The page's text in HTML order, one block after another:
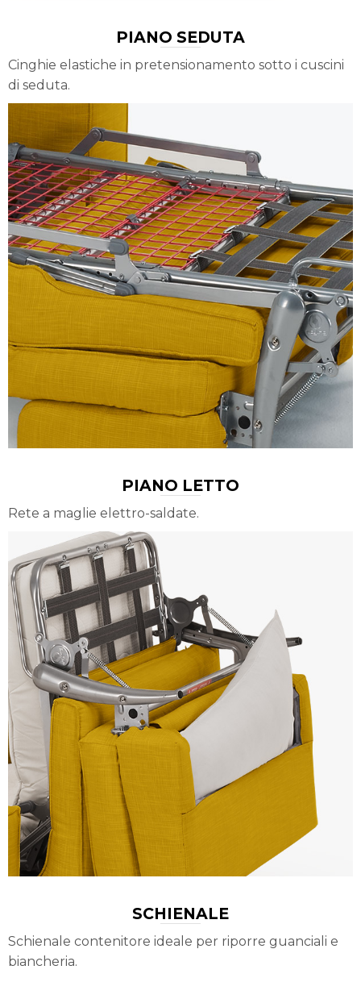
PIANO SEDUTA
Cinghie elastiche in pretensionamento sotto i cuscini
di seduta.
PIANO LETTO
Rete a maglie elettro-saldate.
SCHIENALE
Schienale contenitore ideale per riporre guanciali e
biancheria.